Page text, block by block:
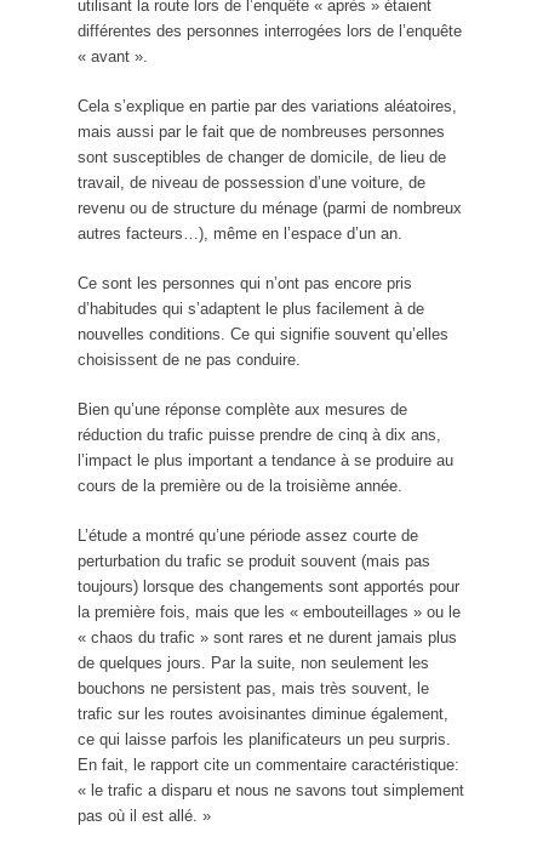
utilisant la route lors de l’enquête « après » étaient
différentes des personnes interrogées lors de l’enquête
« avant ».
Cela s’explique en partie par des variations aléatoires,
mais aussi par le fait que de nombreuses personnes
sont susceptibles de changer de domicile, de lieu de
travail, de niveau de possession d’une voiture, de
revenu ou de structure du ménage (parmi de nombreux
autres facteurs…), même en l’espace d’un an.
Ce sont les personnes qui n’ont pas encore pris
d’habitudes qui s’adaptent le plus facilement à de
nouvelles conditions. Ce qui signifie souvent qu’elles
choisissent de ne pas conduire.
Bien qu’une réponse complète aux mesures de
réduction du trafic puisse prendre de cinq à dix ans,
l’impact le plus important a tendance à se produire au
cours de la première ou de la troisième année.
L’étude a montré qu’une période assez courte de
perturbation du trafic se produit souvent (mais pas
toujours) lorsque des changements sont apportés pour
la première fois, mais que les « embouteillages » ou le
« chaos du trafic » sont rares et ne durent jamais plus
de quelques jours. Par la suite, non seulement les
bouchons ne persistent pas, mais très souvent, le
trafic sur les routes avoisinantes diminue également,
ce qui laisse parfois les planificateurs un peu surpris.
En fait, le rapport cite un commentaire caractéristique:
« le trafic a disparu et nous ne savons tout simplement
pas où il est allé. »